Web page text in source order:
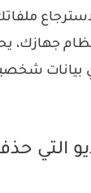
جهازك،
التي